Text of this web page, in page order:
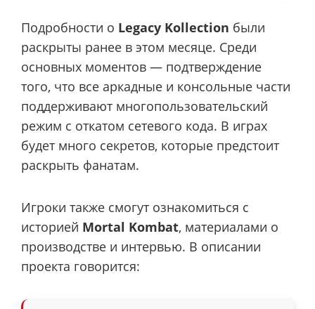
Подробности о Legacy Kollection были
раскрыты ранее в этом месяце. Среди
основных моментов — подтверждение
того, что все аркадные и консольные части
поддерживают многопользовательский
режим с откатом сетевого кода. В играх
будет много секретов, которые предстоит
раскрыть фанатам.
Игроки также смогут ознакомиться с
историей Mortal Kombat, материалами о
производстве и интервью. В описании
проекта говорится: